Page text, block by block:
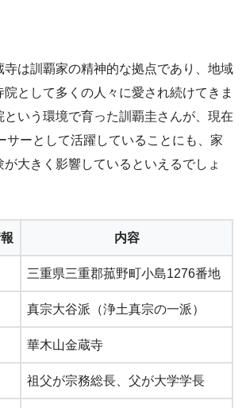
寺は訓覇家の精神的な拠点であり、地域
として多くの人々に愛され続けてきま
という環境で育った訓覇圭さんが、現在
サーとして活躍していることにも、家
大きく影響しているといえるでしょ
内容
三重県三重郡菰野町小島1276番地
真宗大谷派（浄土真宗の一派）
華木山金蔵寺
祖父が宗務総長、父が大学学長